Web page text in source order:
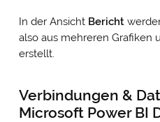
In der Ansicht Bericht
also aus mehreren Grafiken
erstellt.
Verbindungen &
Microsoft Power BI